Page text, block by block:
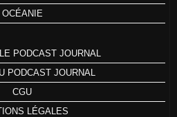
OCÉANIE
PODCAST JOURNAL
PODCAST JOURNAL
CGU
LÉGALES